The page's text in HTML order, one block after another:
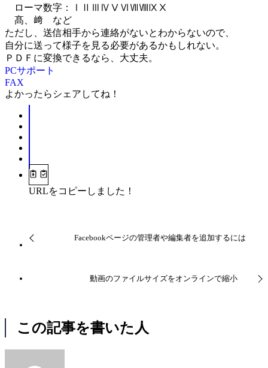
ローマ数字：ⅠⅡⅢⅣⅤⅥⅦⅧⅨⅩ
髙、﨑 など
ただし、送信相手から連絡がないとわからないので、
自分に送って様子を見る必要があるかもしれない。
ＰＤＦに変換できるなら、大丈夫。
PCサポート
FAX
よかったらシェアしてね！
URLをコピーしました！
Facebookページの管理者や編集者を追加するには
動画のファイルサイズをオンラインで縮小
この記事を書いた人